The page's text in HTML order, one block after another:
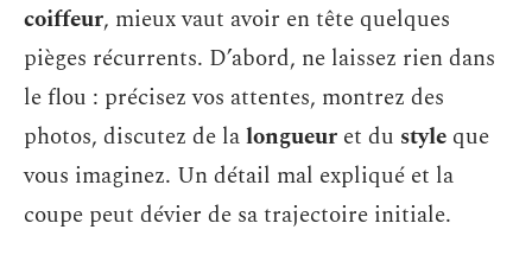
coiffeur, mieux vaut avoir en tête quelques
pièges récurrents. D’abord, ne laissez rien dans
le flou : précisez vos attentes, montrez des
photos, discutez de lalongueur et du style que
vous imaginez. Un détail mal expliqué et la
coupe peut dévier de sa trajectoire initiale.